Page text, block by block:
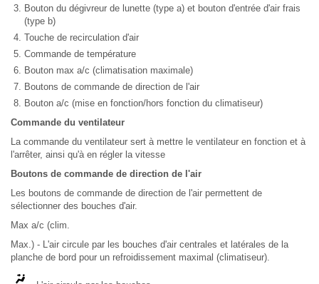
Bouton du dégivreur de lunette (type a) et bouton d'entrée d'air frais
(type b)
Touche de recirculation d'air
Commande de température
Bouton max a/c (climatisation maximale)
Boutons de commande de direction de l'air
Bouton a/c (mise en fonction/hors fonction du climatiseur)
Commande du ventilateur
La commande du ventilateur sert à mettre le ventilateur en fonction et à
l'arrêter, ainsi qu'à en régler la vitesse
Boutons de commande de direction de l'air
Les boutons de commande de direction de l'air permettent de
sélectionner des bouches d'air.
Max a/c (clim.
Max.) - L'air circule par les bouches d'air centrales et latérales de la
planche de bord pour un refroidissement maximal (climatiseur).